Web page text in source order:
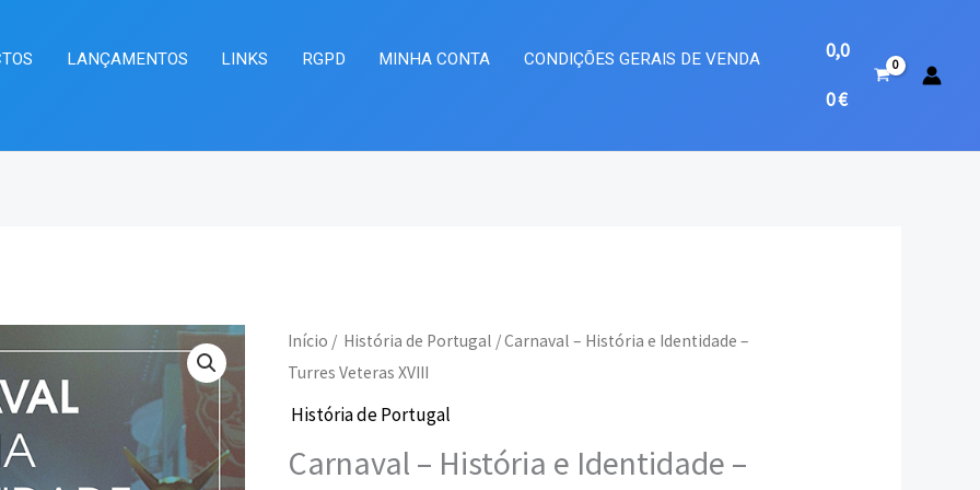
LANÇAMENTOS LINKS RGPD MINHA CONTA
CONDIÇÕES GERAIS DE VENDA
0,0
0€
Início / História de Portugal / Carnaval – História e Identidade –
Turres Veteras XVIII
História de Portugal
Carnaval – História e Identidade –
O
preço
original
O
atual
Quantidade
de
Carnaval
História